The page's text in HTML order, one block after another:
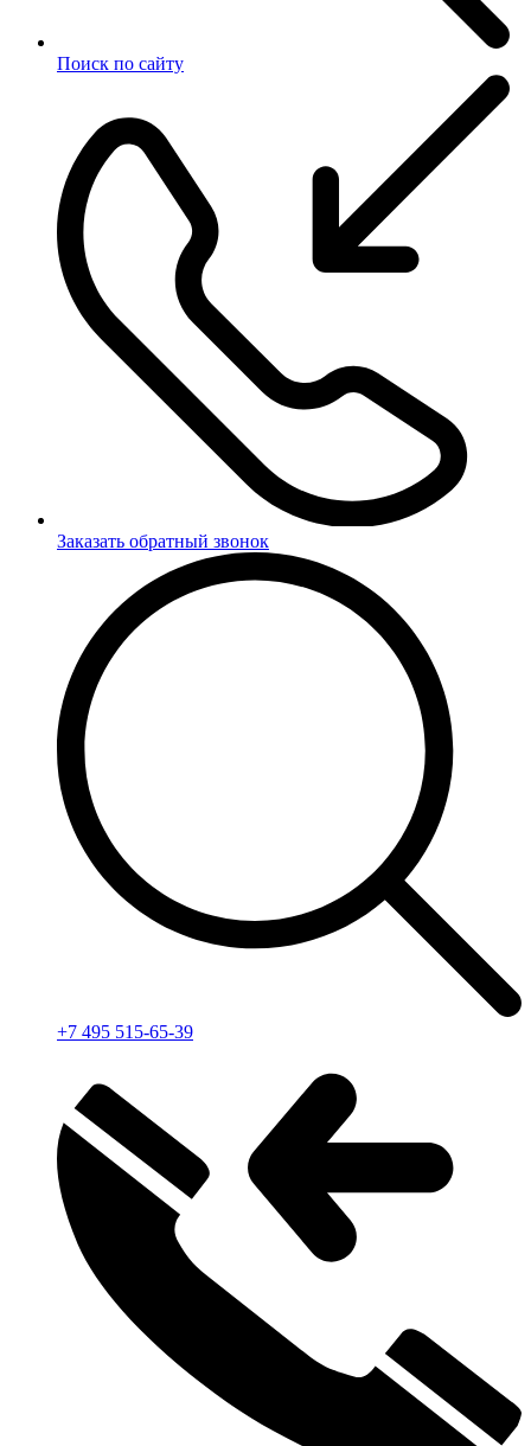
Поиск по сайту
Заказать обратный звонок
+7 495 515-65-39